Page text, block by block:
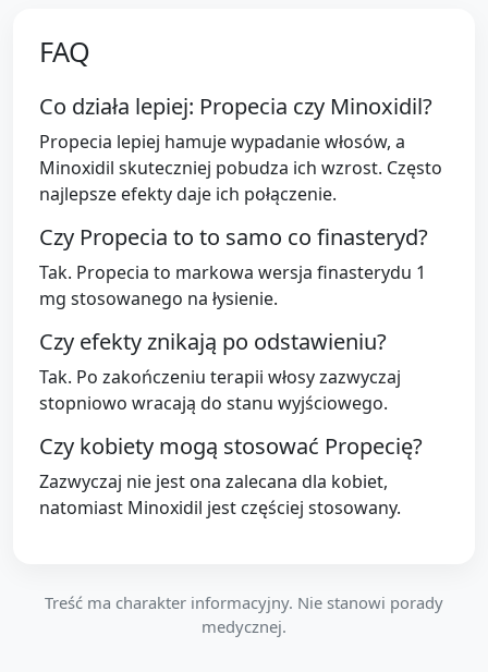
FAQ
Co działa lepiej: Propecia czy Minoxidil?
Propecia lepiej hamuje wypadanie włosów, a
Minoxidil skuteczniej pobudza ich wzrost. Często
najlepsze efekty daje ich połączenie.
Czy Propecia to to samo co finasteryd?
Tak. Propecia to markowa wersja finasterydu 1
mg stosowanego na łysienie.
Czy efekty znikają po odstawieniu?
Tak. Po zakończeniu terapii włosy zazwyczaj
stopniowo wracają do stanu wyjściowego.
Czy kobiety mogą stosować Propecię?
Zazwyczaj nie jest ona zalecana dla kobiet,
natomiast Minoxidil jest częściej stosowany.
Treść ma charakter informacyjny. Nie stanowi porady
medycznej.